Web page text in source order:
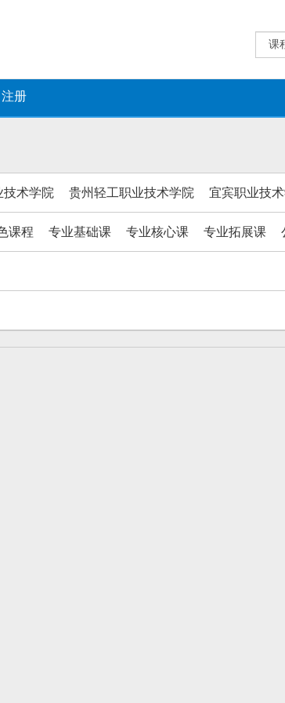
注册
技术学院 贵州轻工职业技术学院 宜宾职业技
课程 专业基础课 专业核心课 专业拓展课